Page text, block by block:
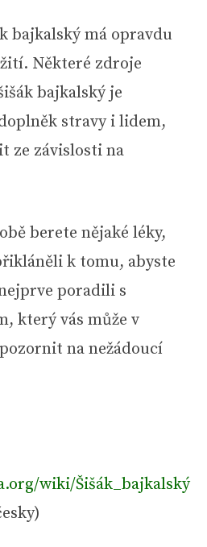
bajkalský má opravdu
Některé zdroje
bajkalský je
stravy i lidem,
ze závislosti na
berete nějaké léky,
k tomu, abyste
poradili s
který vás může v
na nežádoucí
wiki/Šišák_bajkalský